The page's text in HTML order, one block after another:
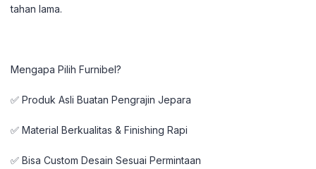
tahan lama.
Mengapa Pilih Furnibel?
✅ Produk Asli Buatan Pengrajin Jepara
✅ Material Berkualitas & Finishing Rapi
✅ Bisa Custom Desain Sesuai Permintaan